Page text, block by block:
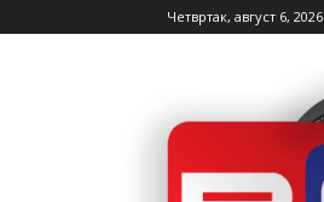
Четвртак, август 6, 2026